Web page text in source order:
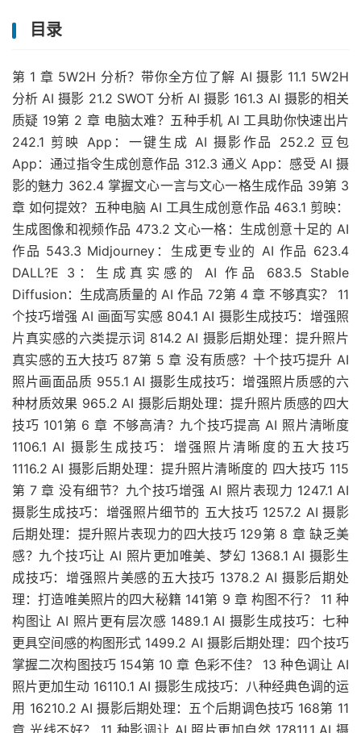
目录
第 1 章 5W2H 分析？带你全方位了解 AI 摄影 11.1 5W2H
分析 AI 摄影 21.2 SWOT 分析 AI 摄影 161.3 AI 摄影的相关
质疑 19第 2 章 电脑太难？五种手机 AI 工具助你快速出片
242.1 剪映 App：一键生成 AI 摄影作品 252.2 豆包
App：通过指令生成创意作品 312.3 通义 App：感受 AI 摄
影的魅力 362.4 掌握文心一言与文心一格生成作品 39第 3
章 如何提效？五种电脑 AI 工具生成创意作品 463.1 剪映：
生成图像和视频作品 473.2 文心一格：生成创意十足的 AI
作品 543.3 Midjourney：生成更专业的 AI 作品 623.4
DALL?E 3：生成真实感的 AI 作品 683.5 Stable
Diffusion：生成高质量的 AI 作品 72第 4 章 不够真实？ 11
个技巧增强 AI 画面写实感 804.1 AI 摄影生成技巧：增强照
片真实感的六类提示词 814.2 AI 摄影后期处理：提升照片
真实感的五大技巧 87第 5 章 没有质感？十个技巧提升 AI
照片画面品质 955.1 AI 摄影生成技巧：增强照片质感的六
种材质效果 965.2 AI 摄影后期处理：提升照片质感的四大
技巧 101第 6 章 不够高清？九个技巧提高 AI 照片清晰度
1106.1 AI 摄影生成技巧：增强照片清晰度的五大技巧
1116.2 AI 摄影后期处理：提升照片清晰度的 四大技巧 115
第 7 章 没有细节？九个技巧增强 AI 照片表现力 1247.1 AI
摄影生成技巧：增强照片细节的 五大技巧 1257.2 AI 摄影
后期处理：提升照片表现力的四大技巧 129第 8 章 缺乏美
感？九个技巧让 AI 照片更加唯美、梦幻 1368.1 AI 摄影生
成技巧：增强照片美感的五大技巧 1378.2 AI 摄影后期处
理：打造唯美照片的四大秘籍 141第 9 章 构图不行？ 11 种
构图让 AI 照片更有层次感 1489.1 AI 摄影生成技巧：七种
更具空间感的构图形式 1499.2 AI 摄影后期处理：四个技巧
掌握二次构图技巧 154第 10 章 色彩不佳？ 13 种色调让 AI
照片更加生动 16110.1 AI 摄影生成技巧：八种经典色调的运
用 16210.2 AI 摄影后期处理：五个后期调色技巧 168第 11
章 光线不好？ 11 种影调让 AI 照片更加自然 17811.1 AI 摄